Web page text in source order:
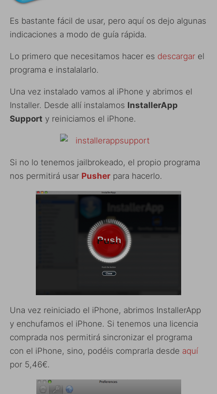
Es bastante fácil de usar, pero aquí os dejo algunas
indicaciones a modo de guía rápida.
Lo primero que necesitamos hacer es descargar el
programa e instalalarlo.
Una vez instalado vamos al iPhone y abrimos el
Installer. Desde allí instalamos InstallerApp
Support y reiniciamos el iPhone.
Si no lo tenemos jailbrokeado, el propio programa
nos permitirá usar Pusher para hacerlo.
Una vez reiniciado el iPhone, abrimos InstallerApp
y enchufamos el iPhone. Si tenemos una licencia
comprada nos permitirá sincronizar el programa
con el iPhone, sino, podéis comprarla desde aquí
por 5,46€.